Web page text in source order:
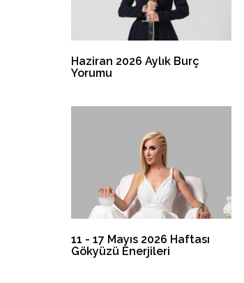
Haziran 2026 Aylık Burç
Yorumu
11 - 17 Mayıs 2026 Haftası
Gökyüzü Enerjileri